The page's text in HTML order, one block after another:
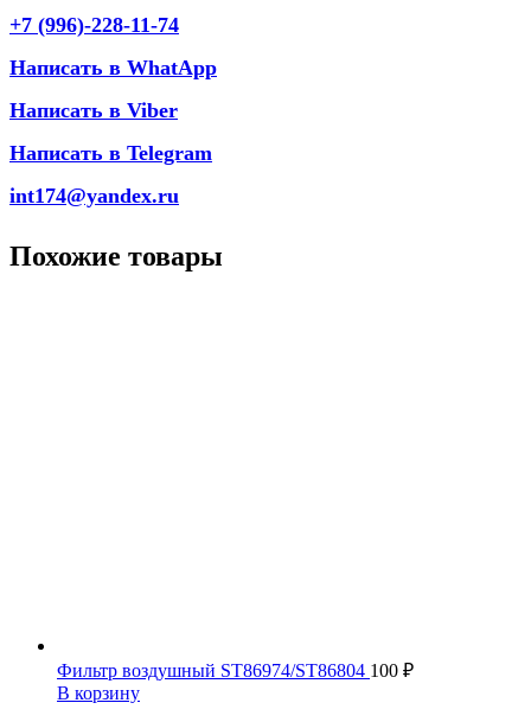
+7 (996)-228-11-74
Написать в WhatApp
Написать в Viber
Написать в Telegram
int174@yandex.ru
Похожие товары
Фильтр воздушный ST86974/ST86804 100 ₽
В корзину